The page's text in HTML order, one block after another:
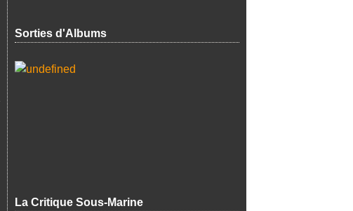
Sorties d'Albums
La Critique Sous-Marine